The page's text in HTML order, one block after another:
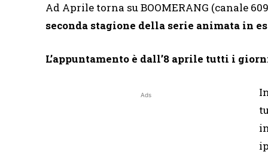
Ad Aprile torna su BOOMERANG (canale
seconda stagione della serie animata in
L’appuntamento è dall’8 aprile tutti i
Ads